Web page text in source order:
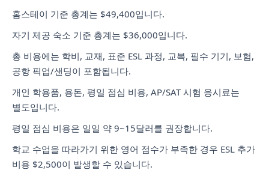
홈스테이 기준 총계는 $49,400입니다.
자기 제공 숙소 기준 총계는 $36,000입니다.
총 비용에는 학비, 교재, 표준 ESL 과정, 교복, 필수 기기, 보험,
공항 픽업/샌딩이 포함됩니다.
개인 학용품, 용돈, 평일 점심 비용, AP/SAT 시험 응시료는
별도입니다.
평일 점심 비용은 일일 약 9~15달러를 권장합니다.
학교 수업을 따라가기 위한 영어 점수가 부족한 경우 ESL 추가
비용 $2,500이 발생할 수 있습니다.